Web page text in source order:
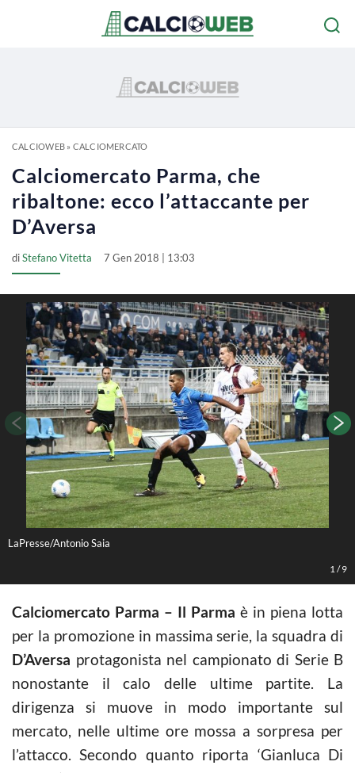
CALCIOWEB» CALCIOMERCATO
Calciomercato Parma, che
ribaltone: ecco l’attaccante per
D’Aversa
diStefano Vitetta 7 Gen 2018 | 13:03
LaPresse/Antonio Saia
1 /9
Calciomercato Parma – Il Parma è in piena lotta
per la promozione in massima serie, la squadra di
D’Aversa protagonista nel campionato di Serie B
nonostante il calo delle ultime partite. La
dirigenza si muove in modo importante sul
mercato, nelle ultime ore mossa a sorpresa per
l’attacco. Secondo quanto riporta ‘Gianluca Di